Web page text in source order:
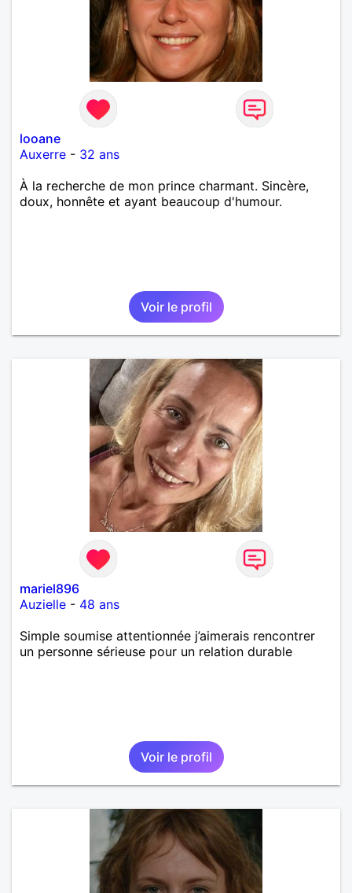
looane
Auxerre - 32 ans
À la recherche de mon prince charmant. Sincère,
doux, honnête et ayant beaucoup d'humour.
Voir le profil
mariel896
Auzielle - 48 ans
Simple soumise attentionnée j’aimerais rencontrer
un personne sérieuse pour un relation durable
Voir le profil